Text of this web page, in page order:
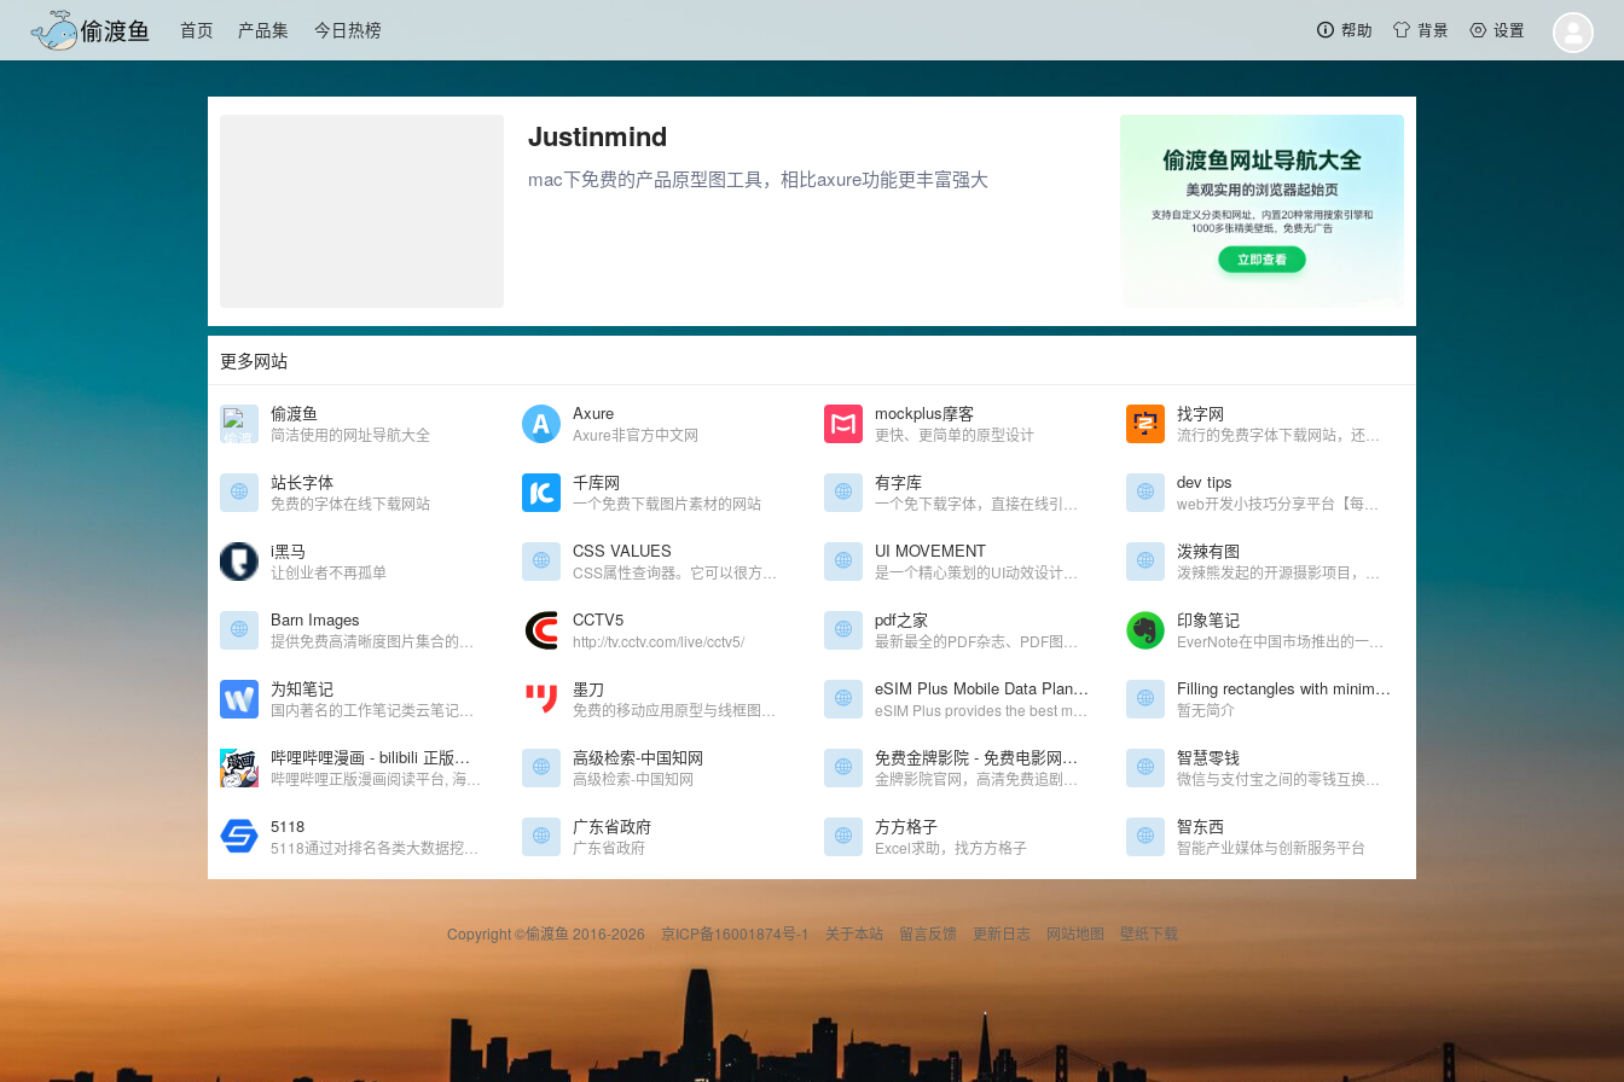
首页 产品集 今日热榜 帮助 背景 设置
Justinmind
mac下免费的产品原型图工具，相比axure功能更丰富强大
更多网站
偷渡鱼
简洁使用的网址导航大全
Axure
Axure非官方中文网
mockplus摩客
更快、更简单的原型设计
找字网
站长字体
免费的字体在线下载网站
千库网
一个免费下载图片素材的网站
有字库 dev tips
i黑马
让创业者不再孤单
CSS VALUES UI MOVEMENT 泼辣有图
Barn Images CCTV5
http://tv.cctv.com/live/cctv5/
pdf之家 印象笔记
为知笔记 墨刀 eSIM Plus Mobile Data Plans: Get fast Internet for your phone Filling rectangles with minimum number of integer-sided squares
暂无简介
哔哩哔哩漫画 - bilibili 正版漫画平台 高级检索-中国知网
高级检索-中国知网
免费金牌影院 - 免费电影网站、免费看剧、弹幕追剧！ 智慧零钱
5118 广东省政府
广东省政府
方方格子
Excel求助，找方方格子
智东西
智能产业媒体与创新服务平台
Copyright ©偷渡鱼 2016-2026 京ICP备16001874号-1 关于本站 留言反馈 更新日志 网站地图 壁纸下载